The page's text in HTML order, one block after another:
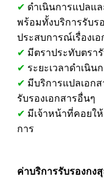
✔ ดำเนินการแปลแ
พร้อมทั้งบริการรับร
ประสบการณ์เรื่องเอ
✔ มีตราประทับตรา
✔ ระยะเวลาดำเนิน
✔ มีบริการแปลเอก
รับรองเอกสารอื่นๆ
✔ มีเจ้าหน้าที่คอยใ
การ
ค่าบริการรับรองกง